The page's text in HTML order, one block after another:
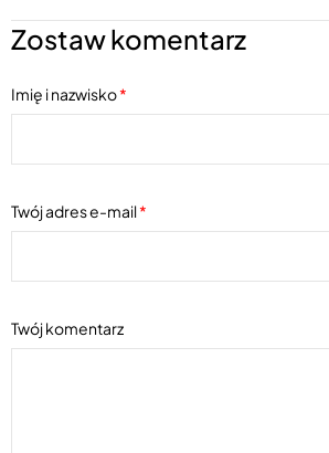
Zostaw komentarz
Imię i nazwisko*
Twój adres e-mail*
Twój komentarz